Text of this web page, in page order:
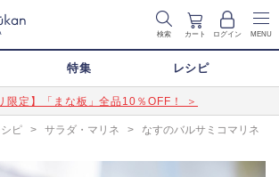
検索 カート ログイン MENU
特集 レシピ
限定】「まな板」全品10％OFF！ ＞
ピ > サラダ・マリネ >
なすのバルサミコマリネ